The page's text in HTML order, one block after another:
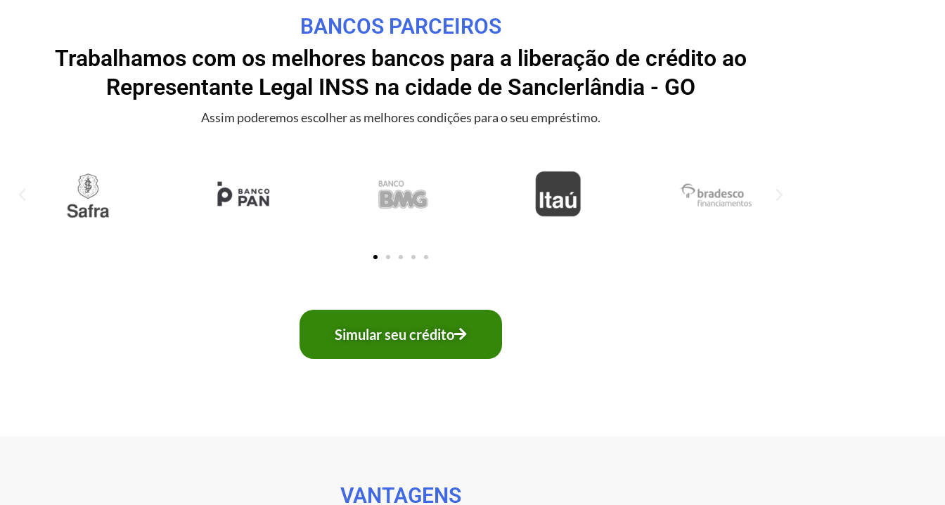
BANCOS PARCEIROS
Trabalhamos com os melhores bancos para a liberação de crédito ao
Representante Legal INSS na cidade de Sanclerlândia - GO
Assim poderemos escolher as melhores condições para o seu empréstimo.
Simular seu crédito
VANTAGENS